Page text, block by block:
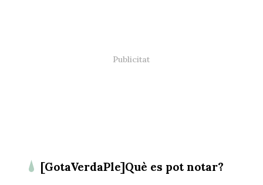
[GotaVerdaPle]Què es pot notar?